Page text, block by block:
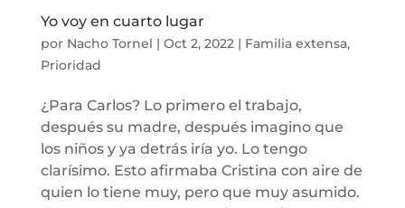
Yo voy en cuarto lugar
por Nacho Tornel | Oct 2, 2022| Familia extensa,
Prioridad
¿Para Carlos? Lo primero el trabajo,
después su madre, después imagino que
los niños y ya detrás iría yo. Lo tengo
clarísimo. Esto afirmaba Cristina con aire de
quien lo tiene muy, pero que muy asumido.